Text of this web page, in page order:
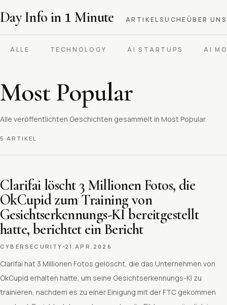
Day Info in 1 Minute ARTIKELSUCHEÜBER UNS
ALLE TECHNOLOGY AI STARTUPS AI
Most Popular
Alle veröffentlichten Geschichten gesammelt in Most Popular.
5 ARTIKEL
Clarifai löscht 3 Millionen Fotos, die
OkCupid zum Training von
Gesichtserkennungs-KI bereitgestellt
hatte, berichtet ein Bericht
CYBERSECURITY 21.APR.2026
Clarifai hat 3 Millionen Fotos gelöscht, die das Unternehmen von
OkCupid erhalten hatte, um seine Gesichtserkennungs-KI zu
trainieren, nachdem es zu einer Einigung mit der FTC gekommen